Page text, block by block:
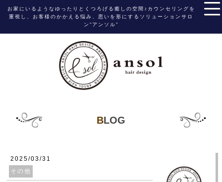
お家にいるようなゆったりとくつろげる癒しの空間♪カウンセリングを
重視し、お客様のかかえる悩み、思いを形にするソリューションサロ
ン”アンソル”
BLOG
2025/03/31
その他